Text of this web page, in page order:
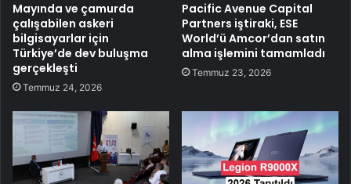
Mayında ve çamurda
çalışabilen askeri
bilgisayarlar için
Türkiye’de dev buluşma
gerçekleşti
Temmuz 24, 2026
Pacific Avenue Capital
Partners iştiraki, ESE
World’ü Amcor’dan satın
alma işlemini tamamladı
Temmuz 23, 2026